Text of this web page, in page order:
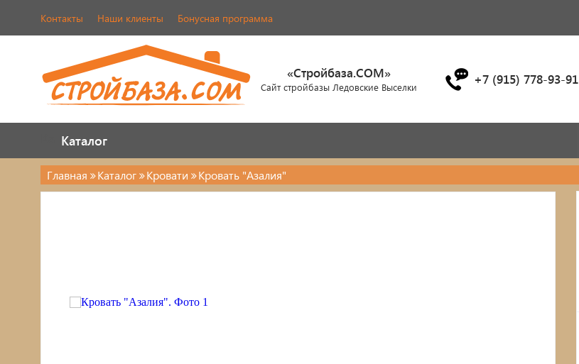
Контакты Наши клиенты Бонусная программа
«Стройбаза.COM»
Сайт стройбазы Ледовские Выселки +7 (915) 778-93-91
Каталог
Каталог
Каталог
Обувницы
Дубовые
Детские
Главная Каталог Кровати Кровать "Азалия"